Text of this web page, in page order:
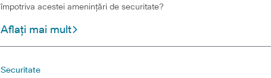
împotriva acestei amenințări de securitate?
Aflați mai mult
Securitate